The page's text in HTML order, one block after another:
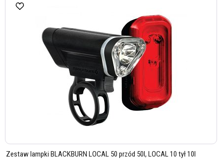
Zestaw lampki BLACKBURN LOCAL 50 przód 50l, LOCAL 10 tył 10l